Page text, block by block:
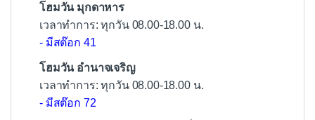
โฮมวัน มุกดาหาร
เวลาทำการ: ทุกวัน 08.00-18.00 น.
- มีสต๊อก 41
โฮมวัน อำนาจเจริญ
เวลาทำการ: ทุกวัน 08.00-18.00 น.
- มีสต๊อก 72